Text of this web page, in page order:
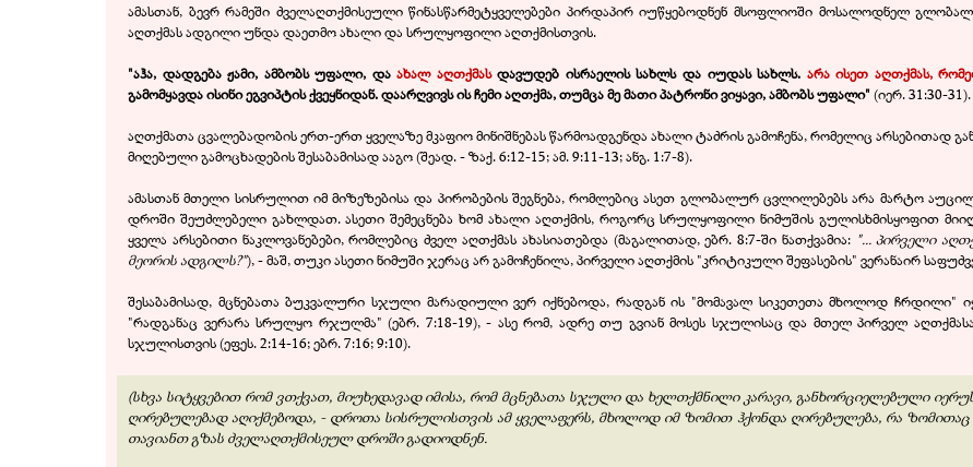
ამასთან, ბევრ რამეში ძველაღთქმისეული წინასწარმეტყველებები პირდაპირ იუწყებოდნენ მსოფლიოში მოსალოდნელ
აღთქმას ადგილი უნდა დაეთმო ახალი და სრულყოფილი აღთქმისთვის.
"აჰა, დადგება ჟამი, ამბობს უფალი, დაახალ აღთქმასდავუდებ ისრაელის სახლს და იუდას სახლს. არა ისეთ აღთქმას,
გამომყავდა ისინი ეგვიპტის ქვეყნიდან. დაარღვივს ის ჩემი აღთქმა, თუმცა მე მათი პატრონი ვიყავი, ამბობს უფალი" (იერ. 31:30-31).
აღთქმათა ცვალებადობის ერთ-ერთ ყველაზე მკაფიო მინიშნებას წარმოადგენდა ახალი ტაძრის გამოჩენა, რომელიც არსებითად
მიღებული გამოცხადების შესაბამისად ააგო (შეად. - ზაქ. 6:12-15; ამ. 9:11-13; ანგ. 1:7-8).
ამასთან მთელი სისრულით იმ მიზეზებისა და პირობების შეგნება, რომლებიც ასეთ გლობალურ ცვლილებებს არა მარტო
დროში შეუძლებელი გახლდათ. ასეთი შემეცნება ხომ ახალი აღთქმის, როგორც სრულყოფილი ნიმუშის გულისხმისყოფით
ყველა არსებითი ნაკლოვანებები, რომლებიც ძველ აღთქმას ახასიათებდა (მაგალითად, ებრ. 8:7-ში ნათქვამია: "... პირველი
მეორის ადგილს?"), - მაშ, თუკი ასეთი ნიმუში ჯერაც არ გამოჩენილა, პირველი აღთქმის "კრიტიკული შეფასების" ვერანაირ
შესაბამისად, მცნებათა ბუკვალური სჯული მარადიული ვერ იქნებოდა, რადგან ის "მომავალ სიკეთეთა მხოლოდ ჩრდილი"
"რადგანაც ვერარა სრულყო რჯულმა" (ებრ. 7:18-19), - ასე რომ, ადრე თუ გვიან მოსეს სჯულისაც და მთელ პირველ
სჯულისთვის (ეფეს. 2:14-16; ებრ. 7:16; 9:10).
(სხვა სიტყვებით რომ ვთქვათ, მიუხედავად იმისა, რომ მცნებათა სჯული და ხელთქმნილი კარავი, განხორციელებული
ღირებულებად აღიქმებოდა, - დროთა სისრულისთვის ამ ყველაფერს, მხოლოდ იმ ზომით ჰქონდა ღირებულება, რა ზომითაც
თავიანთ გზას ძველაღთქმისეულ დროში გადიოდნენ.